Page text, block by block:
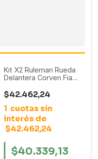
Kit X2 Ruleman Rueda
Delantera Corven Fiat
Fiorino / Palio / Regatta
/ Siena / Spazio / Uno
(35X68X37)
$42.462,24
1 cuotas sin
interés de
$42.462,24
$40.339,13